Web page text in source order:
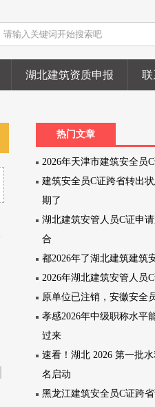
湖北建筑资质申报 联
热门文章
2026年天津市建筑安全员
建筑安全员C证跨省转出
期了
湖北建筑安管人员C证申
合
都2026年了湖北建筑建筑
2026年湖北建筑安管人员
原单位已注销，安徽安全
孝感2026年中级职称水平
过来
速看！湖北 2026 第一批
名启动
黑龙江建筑安全员C证跨